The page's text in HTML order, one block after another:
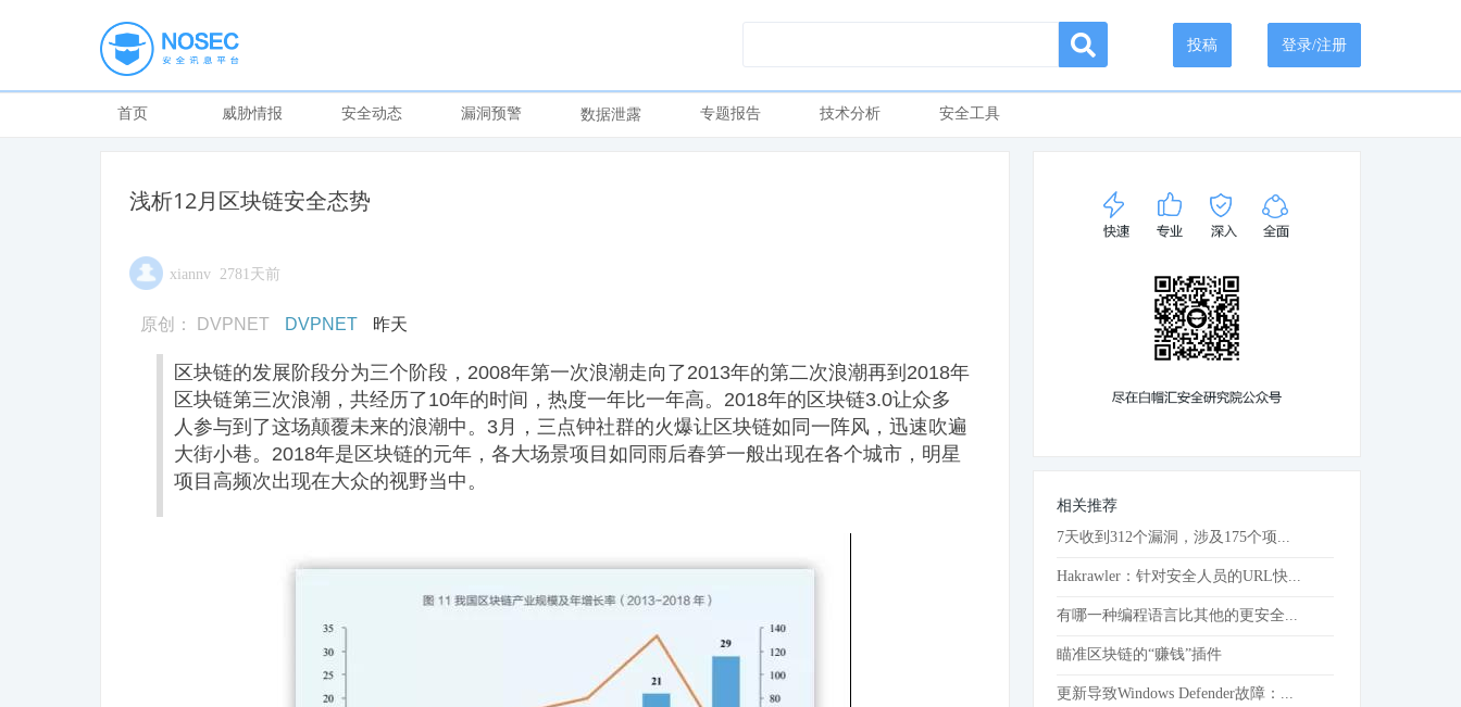
登录/注册
投稿
首页 威胁情报 安全动态 漏洞预警 数据泄露 专题报告 技术分析 安全工具
浅析12月区块链安全态势
xiannv 2781天前
原创： DVPNET DVPNET 昨天
区块链的发展阶段分为三个阶段，2008年第一次浪潮走向了2013年的第二次浪潮再到2018年
区块链第三次浪潮，共经历了10年的时间，热度一年比一年高。2018年的区块链3.0让众多
人参与到了这场颠覆未来的浪潮中。3月，三点钟社群的火爆让区块链如同一阵风，迅速吹遍
大街小巷。2018年是区块链的元年，各大场景项目如同雨后春笋一般出现在各个城市，明星
项目高频次出现在大众的视野当中。
相关推荐
7天收到312个漏洞，涉及175个项...
Hakrawler：针对安全人员的URL快...
有哪一种编程语言比其他的更安全...
瞄准区块链的“赚钱”插件
更新导致Windows Defender故障：...